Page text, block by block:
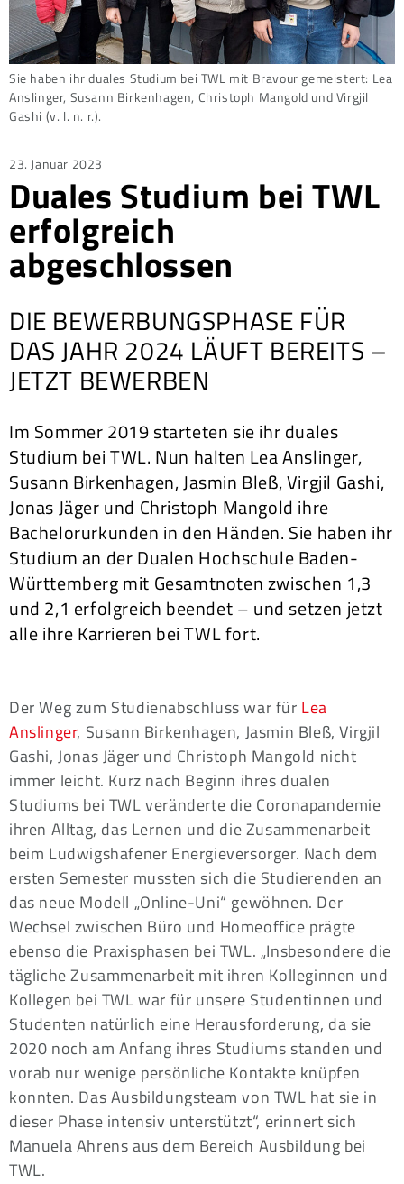
Sie haben ihr duales Studium bei TWL mit Bravour gemeistert: Lea
Anslinger, Susann Birkenhagen, Christoph Mangold und Virgjil
Gashi (v. l. n. r.).
Posted
on
23. Januar 2023
Duales Studium bei TWL
erfolgreich
abgeschlossen
DIE BEWERBUNGSPHASE FÜR
DAS JAHR 2024 LÄUFT BEREITS –
JETZT BEWERBEN
Im Sommer 2019 starteten sie ihr duales
Studium bei TWL. Nun halten Lea Anslinger,
Susann Birkenhagen, Jasmin Bleß, Virgjil Gashi,
Jonas Jäger und Christoph Mangold ihre
Bachelorurkunden in den Händen. Sie haben ihr
Studium an der Dualen Hochschule Baden-
Württemberg mit Gesamtnoten zwischen 1,3
und 2,1 erfolgreich beendet – und setzen jetzt
alle ihre Karrieren bei TWL fort.
Der Weg zum Studienabschluss war für Lea
Anslinger, Susann Birkenhagen, Jasmin Bleß, Virgjil
Gashi, Jonas Jäger und Christoph Mangold nicht
immer leicht. Kurz nach Beginn ihres dualen
Studiums bei TWL veränderte die Coronapandemie
ihren Alltag, das Lernen und die Zusammenarbeit
beim Ludwigshafener Energieversorger. Nach dem
ersten Semester mussten sich die Studierenden an
das neue Modell „Online-Uni“ gewöhnen. Der
Wechsel zwischen Büro und Homeoffice prägte
ebenso die Praxisphasen bei TWL. „Insbesondere die
tägliche Zusammenarbeit mit ihren Kolleginnen und
Kollegen bei TWL war für unsere Studentinnen und
Studenten natürlich eine Herausforderung, da sie
2020 noch am Anfang ihres Studiums standen und
vorab nur wenige persönliche Kontakte knüpfen
konnten. Das Ausbildungsteam von TWL hat sie in
dieser Phase intensiv unterstützt“, erinnert sich
Manuela Ahrens aus dem Bereich Ausbildung bei
TWL.